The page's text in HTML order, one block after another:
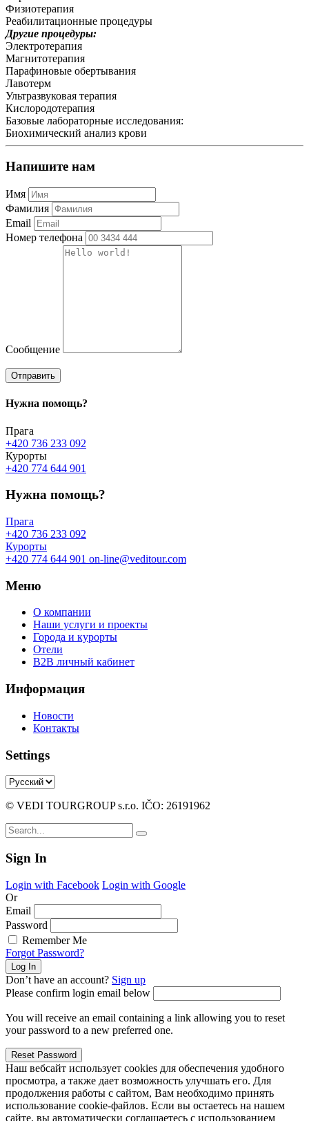
Физиотерапия
Реабилитационные процедуры
Другие процедуры:
Электротерапия
Магнитотерапия
Парафиновые обертывания
Лавотерм
Ультразвуковая терапия
Кислородотерапия
Базовые лабораторные исследования:
Биохимический анализ крови
Напишите нам
Имя
Фамилия
Email
Номер телефона
Сообщение
Отправить
Нужна помощь?
Прага
+420 736 233 092
Курорты
+420 774 644 901
Нужна помощь?
Прага
+420 736 233 092
Курорты
+420 774 644 901 on-line@veditour.com
Меню
О компании
Наши услуги и проекты
Города и курорты
Отели
B2B личный кабинет
Информация
Новости
Контакты
Settings
© VEDI TOURGROUP s.r.o. IČO: 26191962
Sign In
Login with Facebook Login with Google
Or
Email
Password
Remember Me
Forgot Password?
Don’t have an account? Sign up
Please confirm login email below
You will receive an email containing a link allowing you to reset
your password to a new preferred one.
Наш вебсайт использует cookies для обеспечения удобного
просмотра, а также дает возможность улучшать его. Для
продолжения работы с сайтом, Вам необходимо принять
использование cookie-файлов. Если вы остаетесь на нашем
сайте, вы автоматически соглашаетесь с использованием